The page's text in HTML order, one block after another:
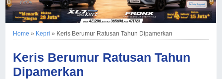
Home » Kepri » Keris Berumur Ratusan Tahun Dipamerkan
Keris Berumur Ratusan Tahun
Dipamerkan